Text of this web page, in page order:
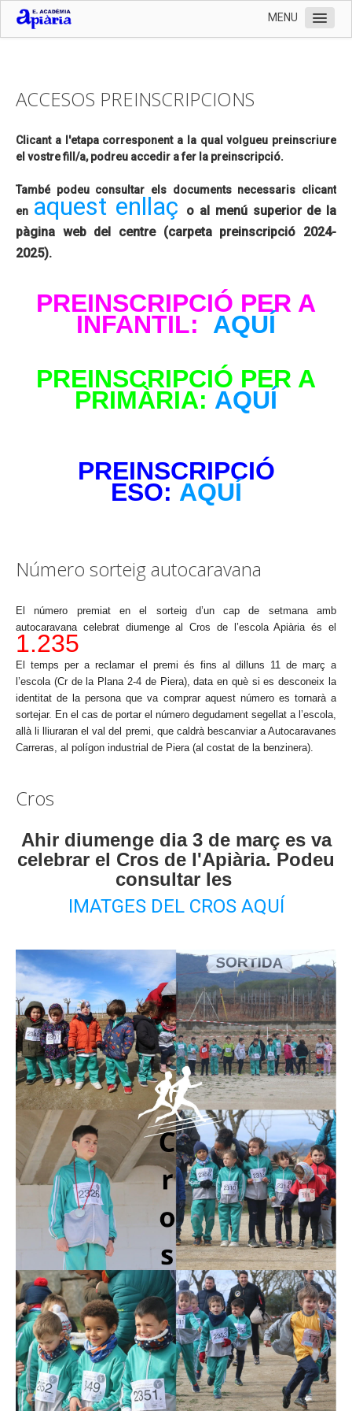
MENU
Organització
Serveis
Documentació
Contactar
Preinscripció 2024-2025 i documentació matrícula
Llistat de llibres 2024-2025
Fotografies
ACCESOS PREINSCRIPCIONS
Clicant a l'etapa corresponent a la qual volgueu preinscriure
el vostre fill/a, podreu accedir a fer la preinscripció.
També podeu consultar els documents necessaris clicant
en aquest enllaç
o al menú superior de la
pàgina web del centre (carpeta preinscripció 2024-
2025).
PREINSCRIPCIÓ PER A
INFANTIL:
AQUÍ
PREINSCRIPCIÓ PER A
PRIMÀRIA: AQUÍ
PREINSCRIPCIÓ
ESO: AQUÍ
Número sorteig autocaravana
El número premiat en el sorteig d’un cap de setmana amb
autocaravana celebrat diumenge al Cros de l’escola Apiària és el
1.235
El temps per a reclamar el premi és fins al dilluns 11 de març a
l’escola (Cr de la Plana 2-4 de Piera), data en què si es desconeix la
identitat de la persona que va comprar aquest número es tornarà a
sortejar. En el cas de portar el número degudament segellat a l’escola,
allà li lliuraran el val del premi, que caldrà bescanviar a Autocaravanes
Carreras, al polígon industrial de Piera (al costat de la benzinera).
Cros
Ahir diumenge dia 3 de març es va
celebrar el Cros de l'Apiària. Podeu
consultar les
IMATGES DEL CROS AQUÍ